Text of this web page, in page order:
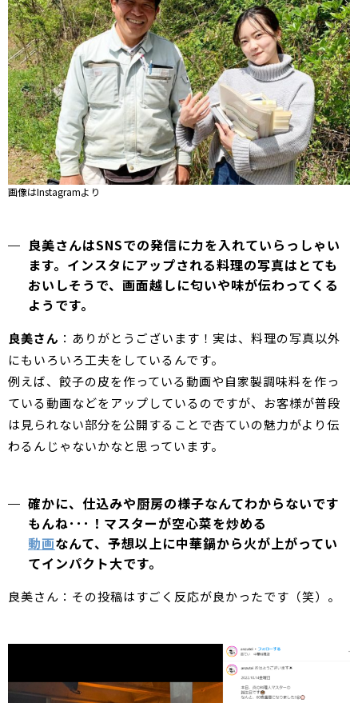
画像はInstagramより
良美さんはSNSでの発信に力を入れていらっしゃい
ます。インスタにアップされる料理の写真はとても
おいしそうで、画面越しに匂いや味が伝わってくる
ようです。
良美さん ：ありがとうございます！実は、料理の写真以外
にもいろいろ工夫をしているんです。
例えば、餃子の皮を作っている動画や自家製調味料を作っ
ている動画などをアップしているのですが、お客様が普段
は見られない部分を公開することで杏ていの魅力がより伝
わるんじゃないかなと思っています。
確かに、仕込みや厨房の様子なんてわからないです
もんね･･･！マスターが空心菜を炒める
動画なんて、予想以上に中華鍋から火が上がってい
てインパクト大です。
良美さん：その投稿はすごく反応が良かったです（笑）。